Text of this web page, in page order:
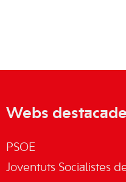
Webs
PSOE
Joventuts Socialistes